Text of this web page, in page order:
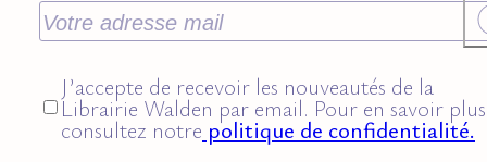
J’accepte de recevoir les nouveautés de la
Librairie Walden par email. Pour en savoir
consultez notre politique de confidentialité.